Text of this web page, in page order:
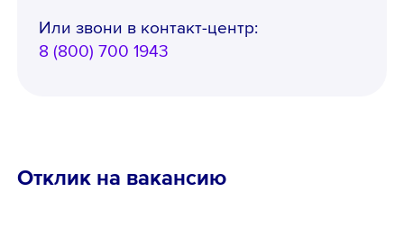
Или звони в контакт-центр:
8 (800) 700 1943
Отклик на вакансию